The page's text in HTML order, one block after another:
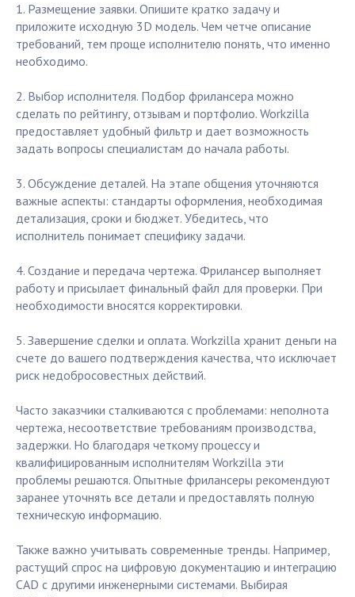
1. Размещение заявки. Опишите кратко задачу и
приложите исходную 3D модель. Чем четче описание
требований, тем проще исполнителю понять, что именно
необходимо.
2. Выбор исполнителя. Подбор фрилансера можно
сделать по рейтингу, отзывам и портфолио. Workzilla
предоставляет удобный фильтр и дает возможность
задать вопросы специалистам до начала работы.
3. Обсуждение деталей. На этапе общения уточняются
важные аспекты: стандарты оформления, необходимая
детализация, сроки и бюджет. Убедитесь, что
исполнитель понимает специфику задачи.
4. Создание и передача чертежа. Фрилансер выполняет
работу и присылает финальный файл для проверки. При
необходимости вносятся корректировки.
5. Завершение сделки и оплата. Workzilla хранит деньги на
счете до вашего подтверждения качества, что исключает
риск недобросовестных действий.
Часто заказчики сталкиваются с проблемами: неполнота
чертежа, несоответствие требованиям производства,
задержки. Но благодаря четкому процессу и
квалифицированным исполнителям Workzilla эти
проблемы решаются. Опытные фрилансеры рекомендуют
заранее уточнять все детали и предоставлять полную
техническую информацию.
Также важно учитывать современные тренды. Например,
растущий спрос на цифровую документацию и интеграцию
CAD с другими инженерными системами. Выбирая